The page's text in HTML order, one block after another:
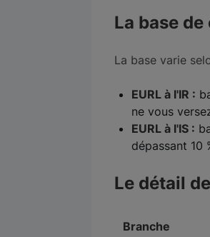
La base
La base varie
EURL à l'IR :
ne vous
EURL à l'IS :
dépassant 10
Le détail
Branche